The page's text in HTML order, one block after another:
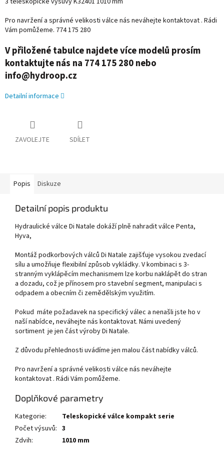
Pro navržení a správné velikosti válce nás neváhejte kontaktovat . Rádi
Vám pomůžeme. 774 175 280
V přiložené tabulce najdete více modelů prosím
kontaktujte nás na 774 175 280 nebo
info@hydroop.cz
Detailní informace
ZAVOLEJTE SDÍLET
Popis Diskuze
Detailní popis produktu
Hydraulické válce Di Natale dokáží plně nahradit válce Penta,
Hyva,
Montáž podkorbových válců Di Natale zajišťuje vysokou zvedací
sílu a umožňuje flexibilní způsob vykládky. V kombinaci s 3-
stranným vyklápěcím mechanismem lze korbu naklápět do stran
a dozadu, což je přínosem pro stavební segment, manipulaci s
odpadem a obecním či zemědělským využitím.
Pokud máte požadavek na specifický válec a nenašli jste ho v
naší nabídce, neváhejte nás kontaktovat. Námi uvedený
sortiment je jen část výroby Di Natale.
Z důvodu přehlednosti uvádíme jen malou část nabídky válců.
Pro navržení a správné velikosti válce nás neváhejte
kontaktovat . Rádi Vám pomůžeme.
Doplňkové parametry
Kategorie:
Teleskopické válce kompakt serie
Počet výsuvů: 3
Zdvih:
1010 mm